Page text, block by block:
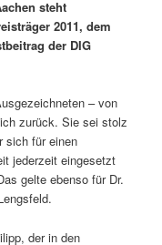
steht
2011, dem
der DIG
– von
zurück. Sie sei stolz
sich für einen
jederzeit eingesetzt
gelte ebenso für Dr.
der in den